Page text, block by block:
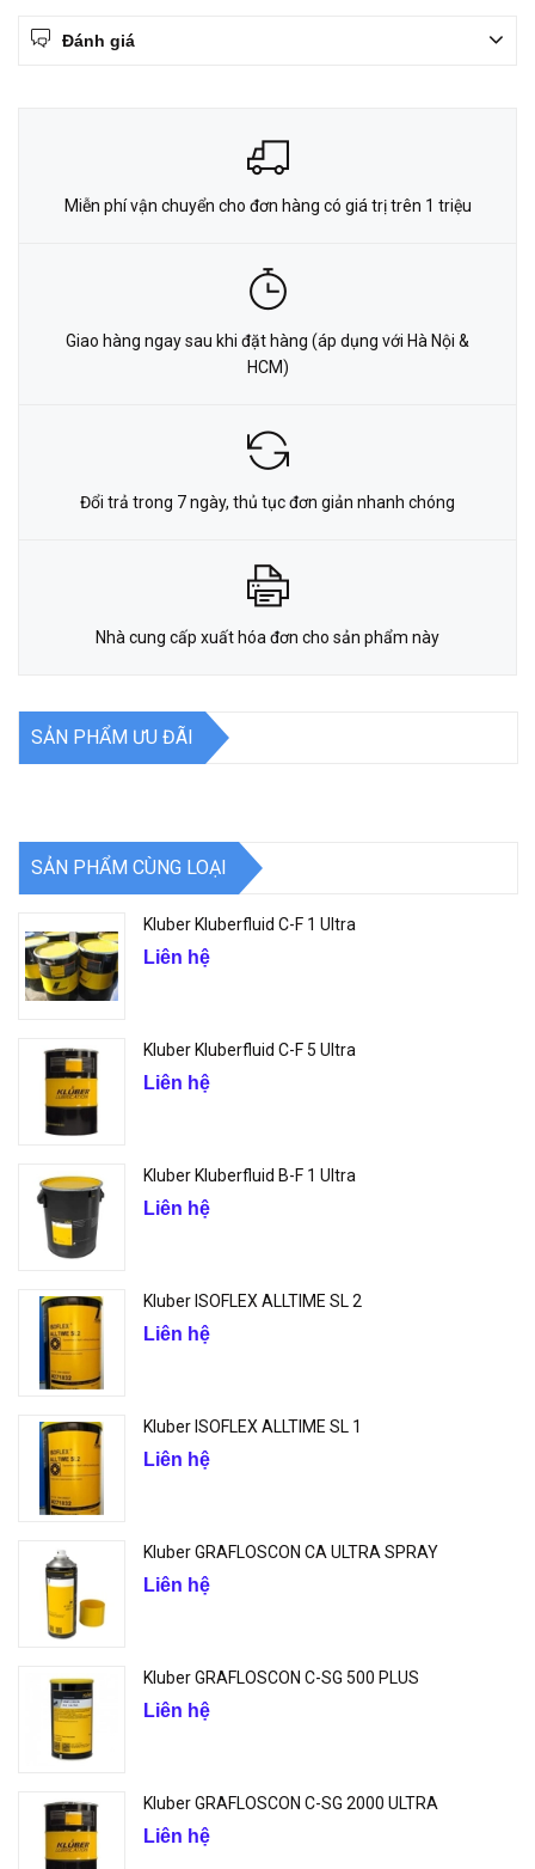
Đánh giá
Miễn phí vận chuyển cho đơn hàng có giá trị trên 1 triệu
Giao hàng ngay sau khi đặt hàng (áp dụng với Hà Nội &
HCM)
Đổi trả trong 7 ngày, thủ tục đơn giản nhanh chóng
Nhà cung cấp xuất hóa đơn cho sản phẩm này
SẢN PHẨM ƯU ĐÃI
SẢN PHẨM CÙNG LOẠI
Kluber Kluberfluid C-F 1 Ultra
Liên hệ
Kluber Kluberfluid C-F 5 Ultra
Liên hệ
Kluber Kluberfluid B-F 1 Ultra
Liên hệ
Kluber ISOFLEX ALLTIME SL 2
Liên hệ
Kluber ISOFLEX ALLTIME SL 1
Liên hệ
Kluber GRAFLOSCON CA ULTRA SPRAY
Liên hệ
Kluber GRAFLOSCON C-SG 500 PLUS
Liên hệ
Kluber GRAFLOSCON C-SG 2000 ULTRA
Liên hệ